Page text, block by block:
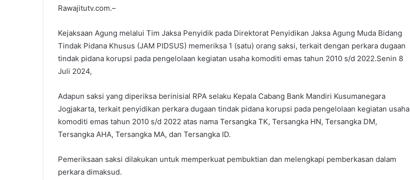
Rawajitutv.com.–
Kejaksaan Agung melalui Tim Jaksa Penyidik pada Direktorat Penyidikan Jaksa Agung Muda Bidang
Tindak Pidana Khusus (JAM PIDSUS) memeriksa 1 (satu) orang saksi, terkait dengan perkara dugaan
tindak pidana korupsi pada pengelolaan kegiatan usaha komoditi emas tahun 2010 s/d 2022.Senin 8
Juli 2024,
Adapun saksi yang diperiksa berinisial RPA selaku Kepala Cabang Bank Mandiri Kusumanegara
Jogjakarta, terkait penyidikan perkara dugaan tindak pidana korupsi pada pengelolaan kegiatan usaha
komoditi emas tahun 2010 s/d 2022 atas nama Tersangka TK, Tersangka HN, Tersangka DM,
Tersangka AHA, Tersangka MA, dan Tersangka ID.
Pemeriksaan saksi dilakukan untuk memperkuat pembuktian dan melengkapi pemberkasan dalam
perkara dimaksud.